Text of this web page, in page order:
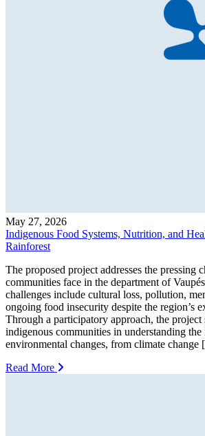
May 27, 2026
Indigenous Food Systems, Nutrition, and
Rainforest
The proposed project addresses the pressing
communities face in the department of
challenges include cultural loss, pollution,
ongoing food insecurity despite the region’s
Through a participatory approach, the project
indigenous communities in understanding
environmental changes, from climate
Read More